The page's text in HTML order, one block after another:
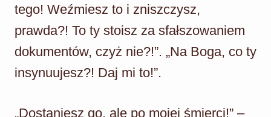
tego! Weźmiesz to i zniszczysz,
prawda?! To ty stoisz za sfałszowaniem
dokumentów, czyż nie?!”. „Na Boga, co ty
insynuujesz?! Daj mi to!”.
„Dostaniesz go, ale po mojej śmierci!” –